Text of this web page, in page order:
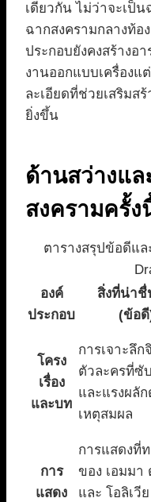
เดียวกัน ไม่ว่าจะเป็
ฉากสงครามกลางท้
ประกอบยังคงสร้างอ
งานออกแบบเครื่องแ
ละเอียดที่ช่วยเสริมสร้
ยิ่งขึ้น
ด้านสว่างแ
สงครามครั้ง
ตารางสรุปข้อดีแล
องค์
ประกอบ
สิ่งที่น่า
(ข้อดี
โครง
เรื่อง
และบท
การเจาะลึก
ตัวละครที่ซั
และแรงผลั
เหตุสมผล
การ
แสดง
การแสดงที่ท
ของ เอมมา
และ โอลิเวี